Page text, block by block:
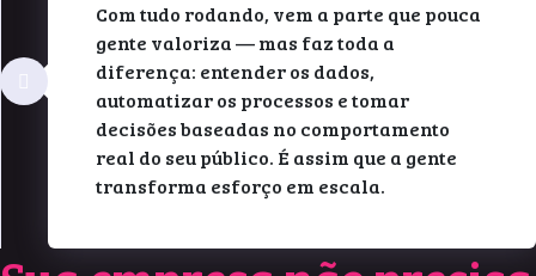
Com tudo rodando, vem a parte que pouca
gente valoriza — mas faz toda a
diferença: entender os dados,
automatizar os processos e tomar
decisões baseadas no comportamento
real do seu público. É assim que a gente
transforma esforço em escala.